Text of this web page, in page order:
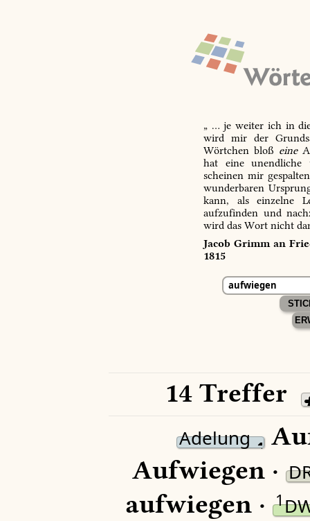
„ … je weiter ich in
wird mir der
Wörtchen bloß eine
hat eine unendliche
scheinen mir
wunderbaren
kann, als einzelne
aufzufinden und
wird das Wort nicht
Jacob Grimm an
1815
14 Treffer
Adelung
Aufwiegen ·
aufwiegen · 1